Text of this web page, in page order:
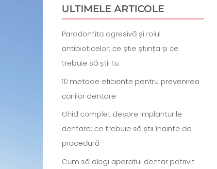
ULTIMELE ARTICOLE
Parodontita agresivă și rolul
antibioticelor: ce știe știința și ce
trebuie să știi tu
10 metode eficiente pentru prevenirea
cariilor dentare
Ghid complet despre implanturile
dentare: ce trebuie să știi înainte de
procedură
Cum să alegi aparatul dentar potrivit